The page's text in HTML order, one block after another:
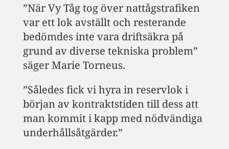
”När Vy Tåg tog över nattågstrafiken
var ett lok avställt och resterande
bedömdes inte vara driftsäkra på
grund av diverse tekniska problem”
säger Marie Torneus.
”Således fick vi hyra in reservlok i
början av kontraktstiden till dess att
man kommit i kapp med nödvändiga
underhållsåtgärder.”